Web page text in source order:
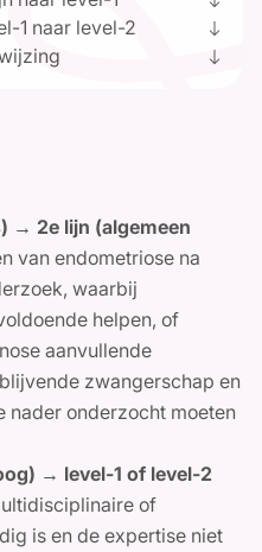
1 naar level-2
south
south
→ 2e lijn (algemeen
van endometriose na
waarbij
helpen, of
aanvullende
zwangerschap en
nader onderzocht moeten
→ level-1 of level-2
of
is en de expertise niet